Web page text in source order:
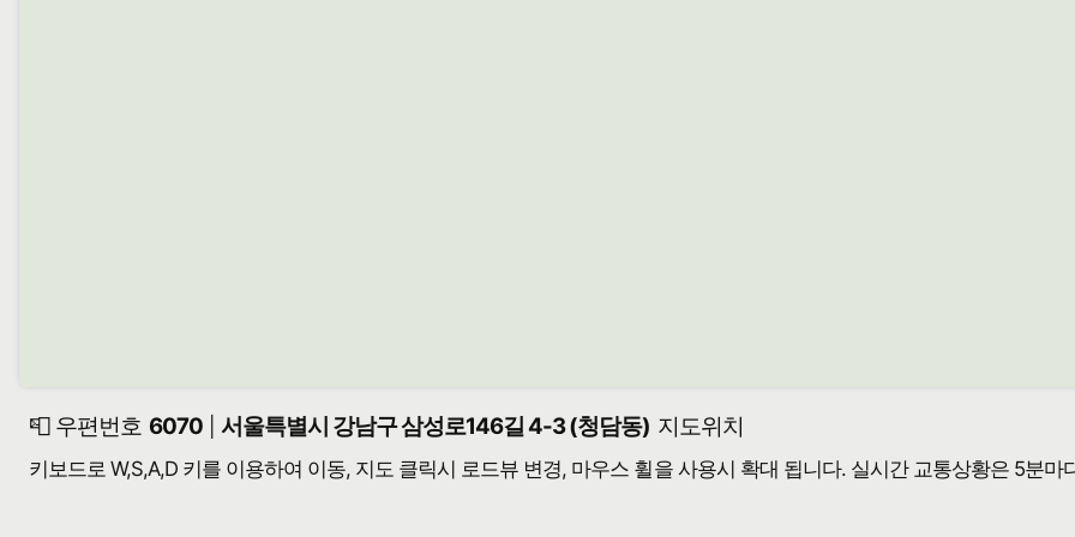
📮 우편번호 6070 서울특별시 강남구 삼성로146길 4-3 (청담동) 지도위치
키보드로 W,S,A,D 키를 이용하여 이동, 지도 클릭시 로드뷰 변경, 마우스 휠을 사용시 확대 됩니다. 실시간 교통상황은 5분마